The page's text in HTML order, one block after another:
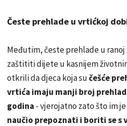
Česte prehlade u vrtićkoj
Međutim, česte prehlade u
zaštititi dijete u kasnijem
otkrili da djeca koja sučešće
vrtića imaju manji broj
godina - vjerojatno zato što im je
naučio prepoznati i boriti se s